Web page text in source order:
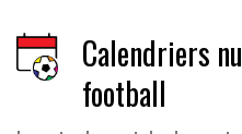
Calendriers
football